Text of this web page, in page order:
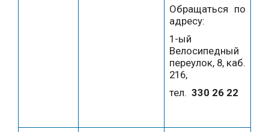
Обращаться по
адресу:
1-ый
Велосипедный
переулок, 8, каб.
216,
тел. 330 26 22